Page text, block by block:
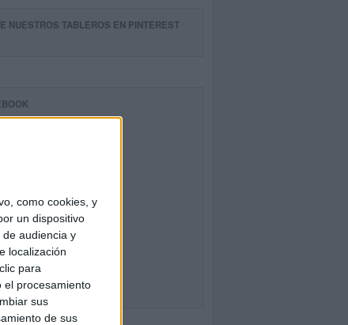
como cookies, y
un dispositivo
audiencia y
localización
para
el procesamiento
sus
de sus
NUESTROS TABLEROS EN PINTEREST